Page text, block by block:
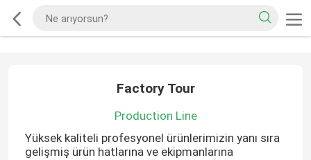
Factory Tour
Production Line
Yüksek kaliteli profesyonel ürünlerimizin yanı sıra
gelişmiş ürün hatlarına ve ekipmanlarına